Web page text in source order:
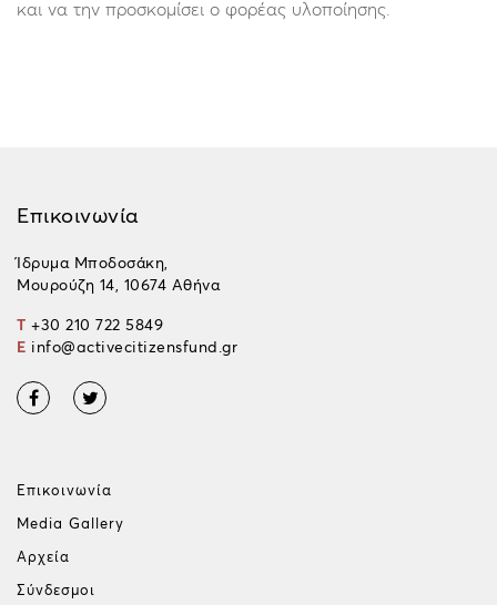
και να την προσκομίσει ο φορέας υλοποίησης.
Επικοινωνία
Ίδρυμα Μποδοσάκη,
Μουρούζη 14, 10674 Αθήνα
T +30 210 722 5849
E info@activecitizensfund.gr
Επικοινωνία
Media Gallery
Αρχεία
Σύνδεσμοι